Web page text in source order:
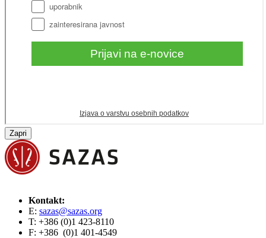
Zapri
Kontakt:
E: sazas@sazas.org
T: +386 (0)1 423-8110
F: +386 (0)1 401-4549